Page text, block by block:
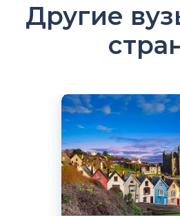
Другие
Английский
Дублин, Ирландия
Частный